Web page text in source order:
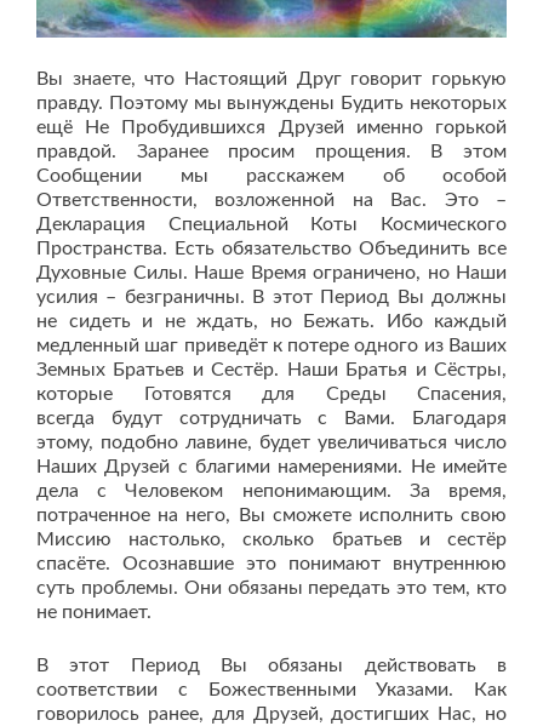
Вы знаете, что Настоящий Друг говорит горькую
правду. Поэтому мы вынуждены Будить некоторых
ещё Не Пробудившихся Друзей именно горькой
правдой. Заранее просим прощения. В этом
Сообщении мы расскажем об особой
Ответственности, возложенной на Вас. Это –
Декларация Специальной Коты Космического
Пространства. Есть обязательство Объединить все
Духовные Силы. Наше Время ограничено, но Наши
усилия – безграничны. В этот Период Вы должны
не сидеть и не ждать, но Бежать. Ибо каждый
медленный шаг приведёт к потере одного из Ваших
Земных Братьев и Сестёр. Наши Братья и Сёстры,
которые Готовятся для Среды Спасения,
всегда будут сотрудничать с Вами. Благодаря
этому, подобно лавине, будет увеличиваться число
Наших Друзей с благими намерениями. Не имейте
дела с Человеком непонимающим. За время,
потраченное на него, Вы сможете исполнить свою
Миссию настолько, сколько братьев и сестёр
спасёте. Осознавшие это понимают внутреннюю
суть проблемы. Они обязаны передать это тем, кто
не понимает.
В этот Период Вы обязаны действовать в
соответствии с Божественными Указами. Как
говорилось ранее, для Друзей, достигших Нас, но